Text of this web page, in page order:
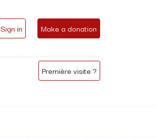
Sign in Make a donation
Première visite ?